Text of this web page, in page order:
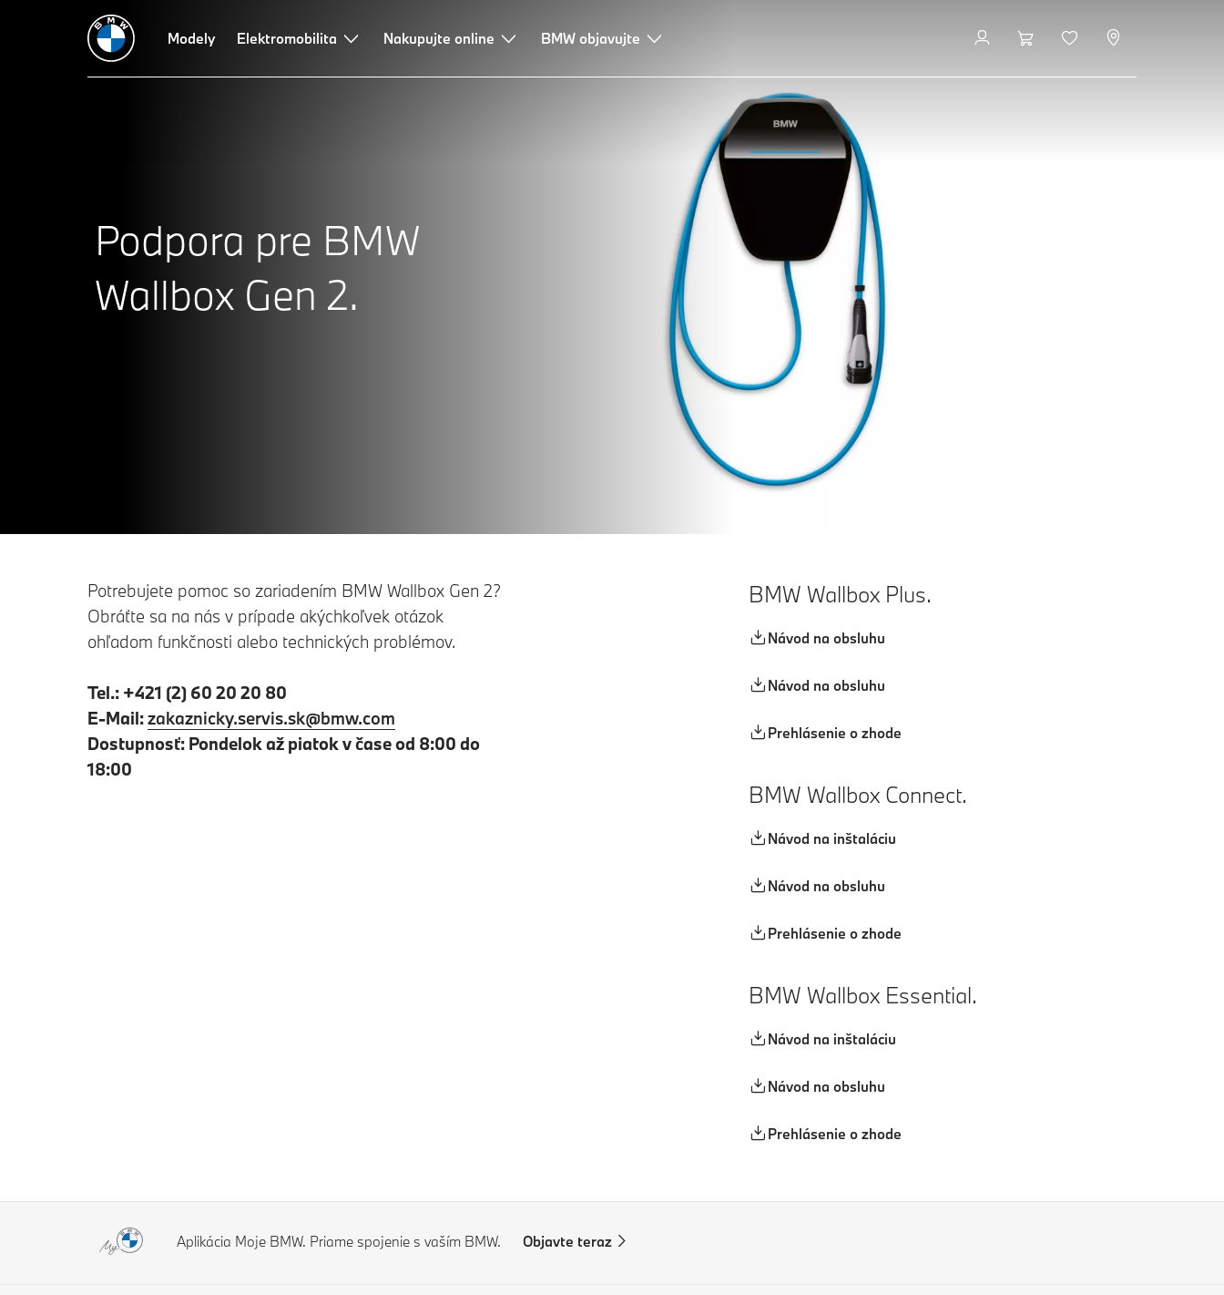
Modely Elektromobilita Nakupujte online BMW objavujte
Podpora pre BMW
Wallbox Gen 2.
Potrebujete pomoc so zariadením BMW Wallbox Gen 2?
Obráťte sa na nás v prípade akýchkoľvek otázok
ohľadom funkčnosti alebo technických problémov.
Tel.: +421 (2) 60 20 20 80
E-Mail:zakaznicky.servis.sk@bmw.com
Dostupnosť: Pondelok až piatok v čase od 8:00 do
18:00
BMW Wallbox Plus.
Návod na obsluhu
Návod na obsluhu
Prehlásenie o zhode
BMW Wallbox Connect.
Návod na inštaláciu
Návod na obsluhu
Prehlásenie o zhode
BMW Wallbox Essential.
Návod na inštaláciu
Návod na obsluhu
Prehlásenie o zhode
Aplikácia Moje BMW. Priame spojenie s vaším BMW. Objavte teraz